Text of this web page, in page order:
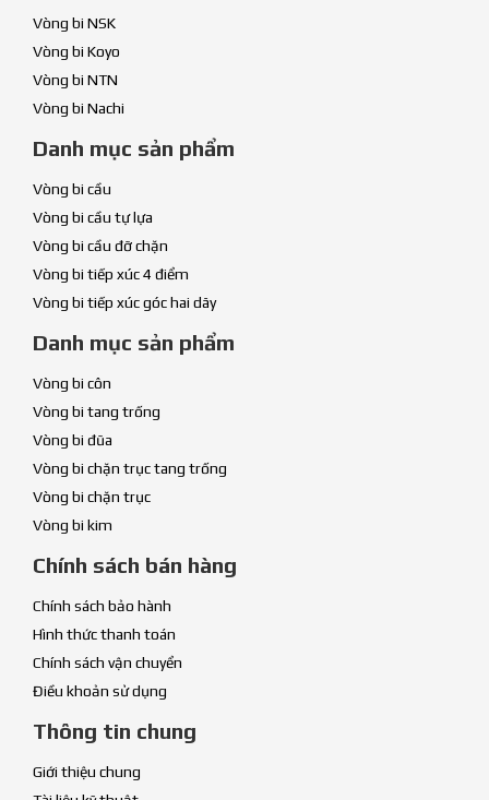
Vòng bi NSK
Vòng bi Koyo
Vòng bi NTN
Vòng bi Nachi
Danh mục sản phẩm
Vòng bi cầu
Vòng bi cầu tự lựa
Vòng bi cầu đỡ chặn
Vòng bi tiếp xúc 4 điểm
Vòng bi tiếp xúc góc hai dãy
Danh mục sản phẩm
Vòng bi côn
Vòng bi tang trống
Vòng bi đũa
Vòng bi chặn trục tang trống
Vòng bi chặn trục
Vòng bi kim
Chính sách bán hàng
Chính sách bảo hành
Hình thức thanh toán
Chính sách vận chuyển
Điều khoản sử dụng
Thông tin chung
Giới thiệu chung